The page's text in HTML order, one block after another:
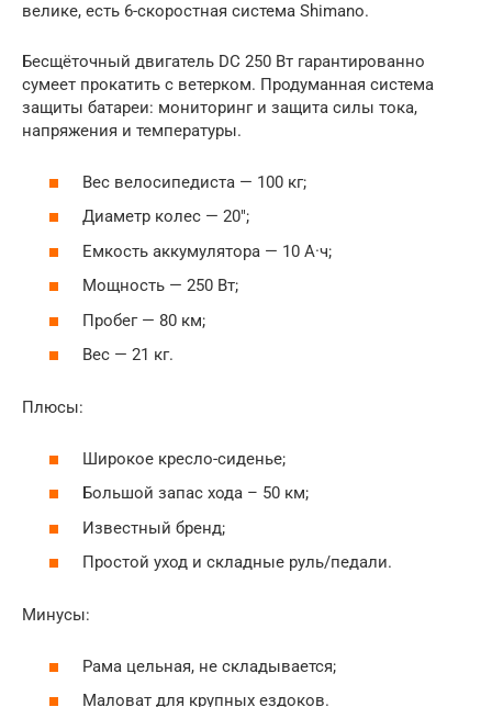
велике, есть 6-скоростная система Shimano.
Бесщёточный двигатель DC 250 Вт гарантированно
сумеет прокатить с ветерком. Продуманная система
защиты батареи: мониторинг и защита силы тока,
напряжения и температуры.
Вес велосипедиста — 100 кг;
Диаметр колес — 20″;
Емкость аккумулятора — 10 А·ч;
Мощность — 250 Вт;
Пробег — 80 км;
Вес — 21 кг.
Плюсы:
Широкое кресло-сиденье;
Большой запас хода – 50 км;
Известный бренд;
Простой уход и складные руль/педали.
Минусы:
Рама цельная, не складывается;
Маловат для крупных ездоков.